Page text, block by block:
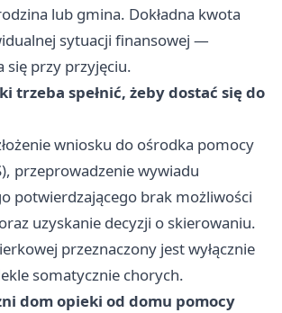
lub gmina. Dokładna kwota
sytuacji finansowej —
się przy przyjęciu.
trzeba spełnić, żeby dostać się do
wniosku do ośrodka pomocy
przeprowadzenie wywiadu
potwierdzającego brak możliwości
uzyskanie decyzji o skierowaniu.
przeznaczony jest wyłącznie
somatycznie chorych.
dom opieki od domu pomocy